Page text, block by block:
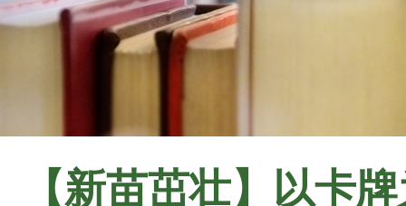
【新苗茁壮】以卡